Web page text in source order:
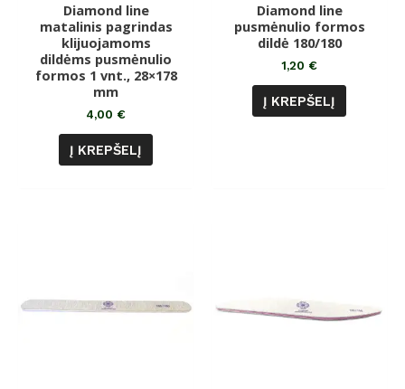
Įvertinimas:
0
iš
5
Diamond line
matalinis pagrindas
klijuojamoms
dildėms pusmėnulio
formos 1 vnt., 28×178
mm
4,00 €
Į KREPŠELĮ
Įvertinimas:
0
iš
5
Diamond line
pusmėnulio formos
dildė 180/180
1,20 €
Į KREPŠELĮ